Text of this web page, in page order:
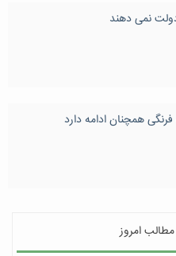
نمی دهند
همچنان ادامه دارد
امروز